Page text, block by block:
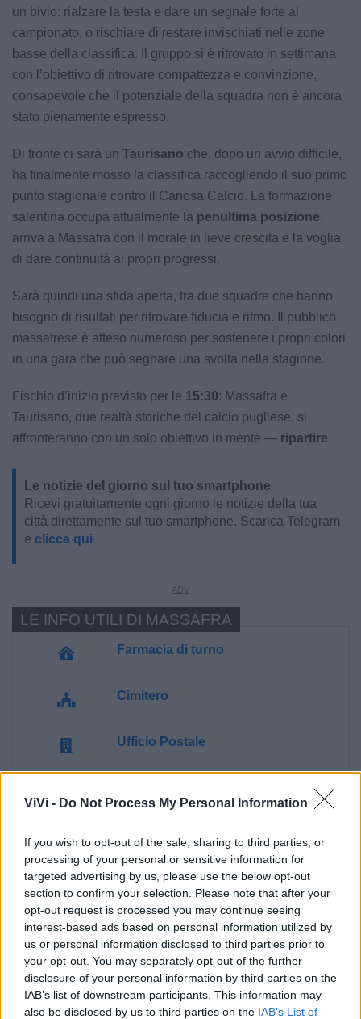
ViVi - Do Not Process My Personal Information
If you wish to opt-out of the sale, sharing to third parties, or
processing of your personal or sensitive information for
targeted advertising by us, please use the below opt-out
section to confirm your selection. Please note that after your
opt-out request is processed you may continue seeing
interest-based ads based on personal information utilized by
us or personal information disclosed to third parties prior to
your opt-out. You may separately opt-out of the further
disclosure of your personal information by third parties on the
IAB’s list of downstream participants. This information may
also be disclosed by us to third parties on the IAB’s List of
un bivio: rialzare la testa e dare un segnale forte al
campionato, o rischiare di restare invischiati nelle zone
basse della classifica. Il gruppo si è ritrovato in settimana
con l’obiettivo di ritrovare compattezza e convinzione,
consapevole che il potenziale della squadra non è ancora
stato pienamente espresso.
Di fronte ci sarà un Taurisano che, dopo un avvio difficile,
ha finalmente mosso la classifica raccogliendo il suo primo
punto stagionale contro il Canosa Calcio. La formazione
salentina occupa attualmente la penultima posizione,
arriva a Massafra con il morale in lieve crescita e la voglia
di dare continuità ai propri progressi.
Sarà quindi una sfida aperta, tra due squadre che hanno
bisogno di risultati per ritrovare fiducia e ritmo. Il pubblico
massafrese è atteso numeroso per sostenere i propri colori
in una gara che può segnare una svolta nella stagione.
Fischio d’inizio previsto per le 15:30: Massafra e
Taurisano, due realtà storiche del calcio pugliese, si
affronteranno con un solo obiettivo in mente — ripartire.
Le notizie del giorno sul tuo smartphone
Ricevi gratuitamente ogni giorno le notizie della tua
città direttamente sul tuo smartphone. Scarica Telegram
e clicca qui
Farmacia di turno
Cimitero
Ufficio Postale
Ecocentro e rifiuti
Pubblica illuminazione
LE INFO UTILI DI MASSAFRA